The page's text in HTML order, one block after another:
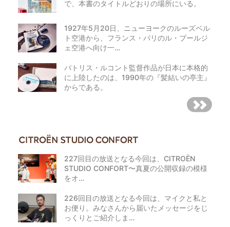
で、本書のタイトルどおりの場所にいる。
1927年5月20日、ニューヨークのルーズベル
ト空港から、フランス・パリのル・ブールジ
ェ空港へ向け一…
パトリス・ルコント監督作品が日本に本格的
に上陸したのは、1990年の『髪結いの亭主』
からである。
227回目の放送となる今回は、CITROËN
STUDIO CONFORT〜真夏の公開収録の模様
をオ…
226回目の放送となる今回は、マイクと私と
お便り。みなさんから届いたメッセージをじ
っくりとご紹介しま…